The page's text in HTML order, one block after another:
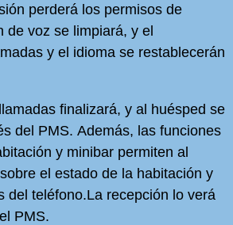
perderá los permisos de
de voz se limpiará, y el
y el idioma se restablecerán
finalizará, y al huésped se
del PMS. Además, las funciones
y minibar permiten al
el estado de la habitación y
del teléfono.La recepción lo verá
PMS.